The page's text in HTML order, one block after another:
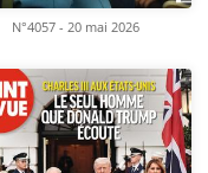
N°4057 - 20 mai 2026